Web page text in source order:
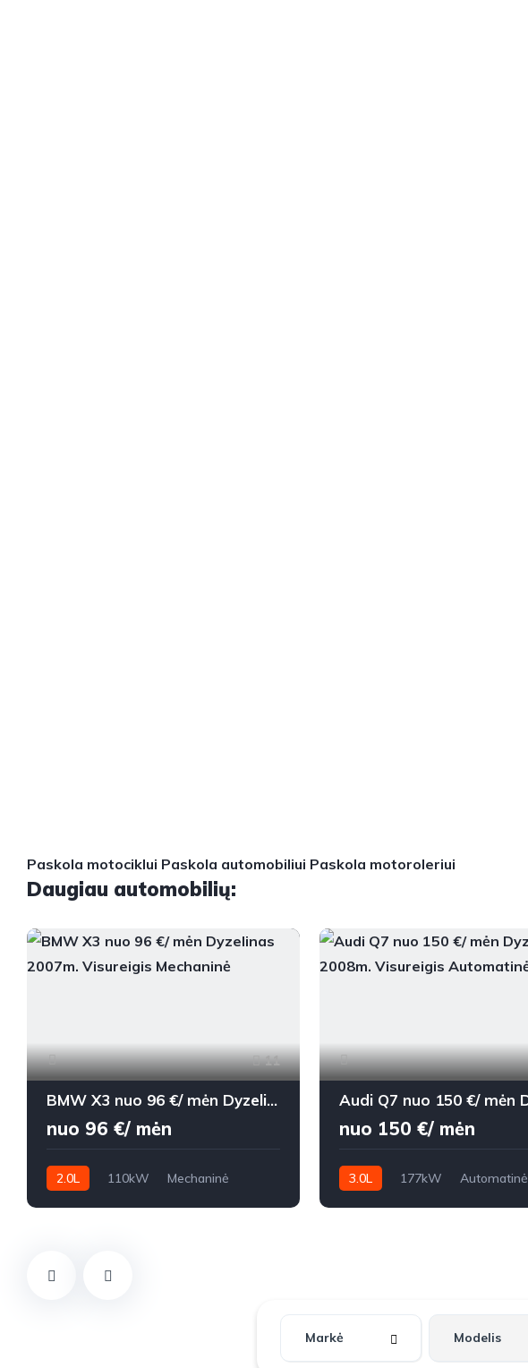
Paskola motociklui Paskola automobiliui Paskola motoroleriui
Daugiau automobilių:
11
BMW X3 nuo 96 €/ mėn Dyzelinas 2007m. Visureigis Mechaninė
nuo 96 €/ mėn
2.0L 110kW
Mechaninė
nuo 150 €/ mėn
3.0L 177kW
Automatinė